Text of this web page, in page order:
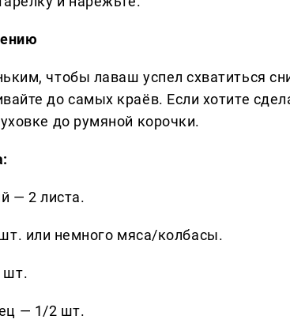
чтобы лаваш успел схватиться
до самых краёв. Если хотите
до румяной корочки.
— 2 листа.
или немного мяса/колбасы.
шт.
— 1/2 шт.